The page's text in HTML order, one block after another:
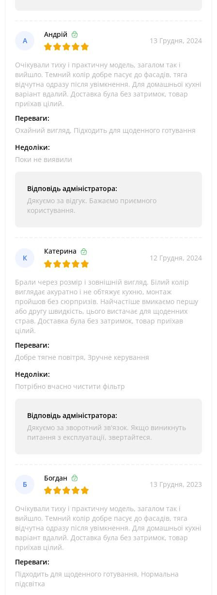
А
Андрій
13 Грудня, 2024
Очікували тиху і практичну модель, загалом так і
вийшло. Темний колір добре пасує до фасадів, тяга
відчутна одразу після увімкнення. Для домашньої кухні
варіант вдалий. Доставка була без затримок, товар
приїхав цілий.
Переваги:
Охайний вигляд, Підходить для щоденного готування
Недоліки:
Поки не виявили
Відповідь адміністратора:
Дякуємо за відгук. Бажаємо приємного
користування.
К
Катерина
12 Грудня, 2024
Брали через розмір і зовнішній вигляд. Білий колір
виглядає акуратно і не обтяжує кухню, монтаж
пройшов без сюрпризів. Найчастіше вмикаємо першу
або другу швидкість, цього вистачає для щоденних
страв. Доставка була без затримок, товар приїхав
цілий.
Переваги:
Добре тягне повітря, Зручне керування
Недоліки:
Потрібно вчасно чистити фільтр
Відповідь адміністратора:
Дякуємо за зворотний зв'язок. Якщо виникнуть
питання з експлуатації, звертайтеся.
Б
Богдан
13 Грудня, 2023
Очікували тиху і практичну модель, загалом так і
вийшло. Темний колір добре пасує до фасадів, тяга
відчутна одразу після увімкнення. Для домашньої кухні
варіант вдалий. Доставка була без затримок, товар
приїхав цілий.
Переваги:
Підходить для щоденного готування, Нормальна
підсвітка